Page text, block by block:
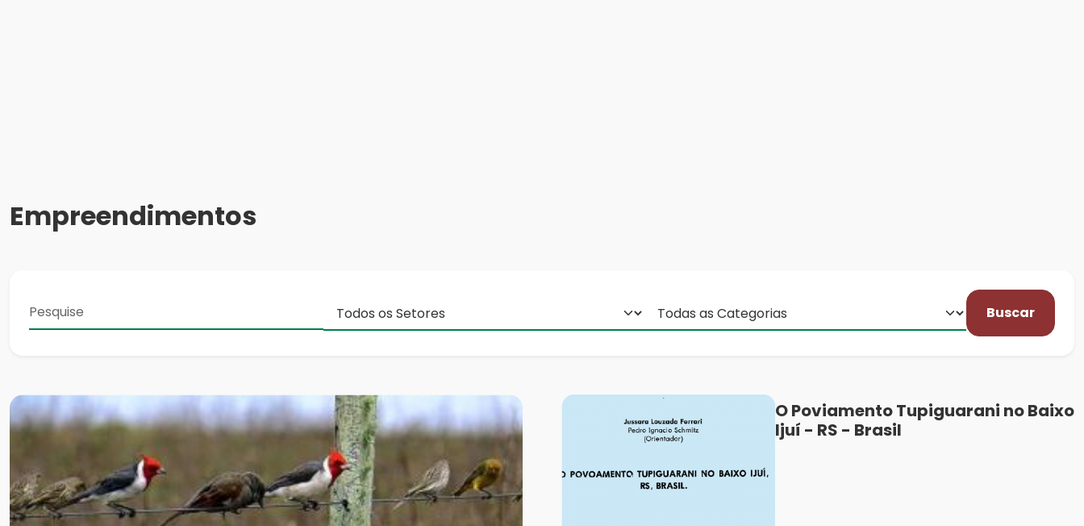
Empreendimentos
Buscar
O Poviamento Tupiguarani no Baixo
Ijuí - RS - Brasil